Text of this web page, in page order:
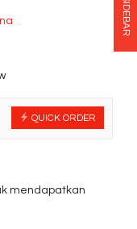
QUICK ORDER
mendapatkan
SIDEBAR